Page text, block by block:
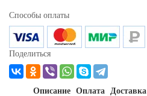
Способы оплаты
Поделиться
Описание Оплата Доставка